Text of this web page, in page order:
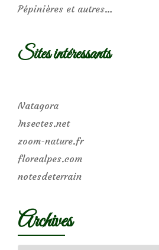
Pépinières et autres…
Sites intéressants
Natagora
Insectes.net
zoom-nature.fr
florealpes.com
notesdeterrain
Archives